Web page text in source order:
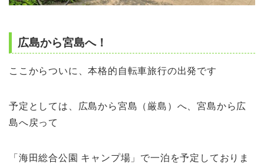
広島から宮島へ！
ここからついに、本格的自転車旅行の出発です
予定としては、広島から宮島（厳島）へ、宮島から広
島へ戻って
「海田総合公園 キャンプ場」で一泊を予定しておりま